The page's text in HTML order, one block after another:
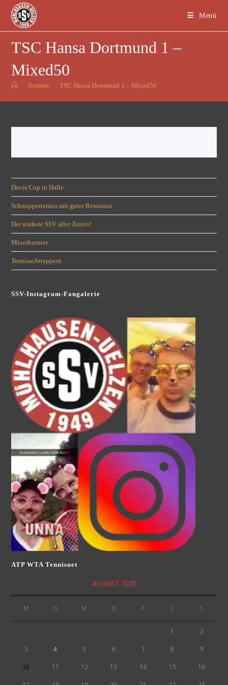
Menü
TSC Hansa Dortmund 1 –
Mixed50
> Termine > TSC Hansa Dortmund 1 – Mixed50
Davis Cup in Halle
Schnuppertennis mit guter Resonanz
Der stärkste SSV aller Zeiten!
Mixedturnier
Tennisschnuppern
SSV-Instagram-Fangalerie
ATP WTA Tennisnet
AUGUST 2026
M D M D F S S
1 2
3 4 5 6 7 8 9
10 11 12 13 14 15 16